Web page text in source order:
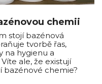
chemii
stojí bazénová
tvorbě řas,
na hygienu a
ale, že existují
bazénové chemie?